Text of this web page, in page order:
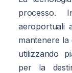
processo.
aeroportuali
mantenere la
utilizzando
per la